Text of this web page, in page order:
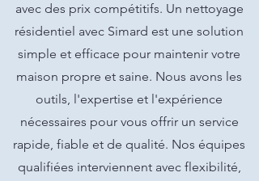
avec des prix compétitifs. Un nettoyage
résidentiel avec Simard est une solution
simple et efficace pour maintenir votre
maison propre et saine. Nous avons les
outils, l'expertise et l'expérience
nécessaires pour vous offrir un service
rapide, fiable et de qualité. Nos équipes
qualifiées interviennent avec flexibilité,